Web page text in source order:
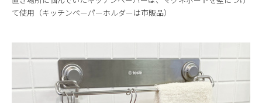
て使用（キッチンペーパーホルダーは市販品）